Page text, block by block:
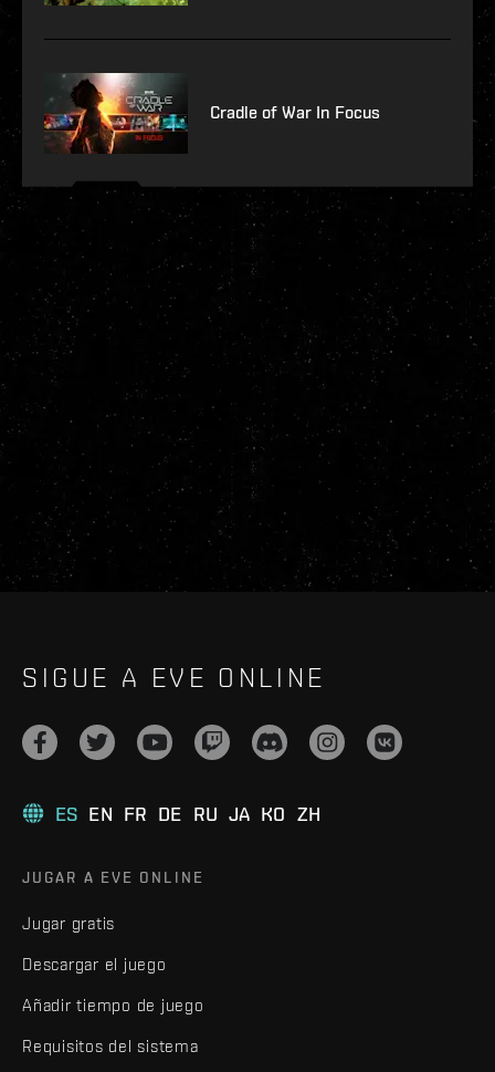
Cradle of War In Focus
SIGUE A EVE ONLINE
ES EN FR DE RU JA KO ZH
JUGAR A EVE ONLINE
Jugar gratis
Descargar el juego
Añadir tiempo de juego
Requisitos del sistema